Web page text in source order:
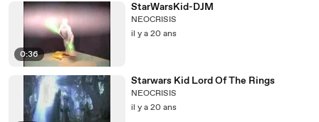
0:36
StarWarsKid-DJM
NEOCRISIS
il y a 20 ans
Starwars Kid Lord Of The Rings
NEOCRISIS
il y a 20 ans